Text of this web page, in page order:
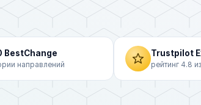
(UAH)
Bank (UAH)
(UAH)
(KZT)
BestChange
направлений
Trustpilot
рейтинг 4.8